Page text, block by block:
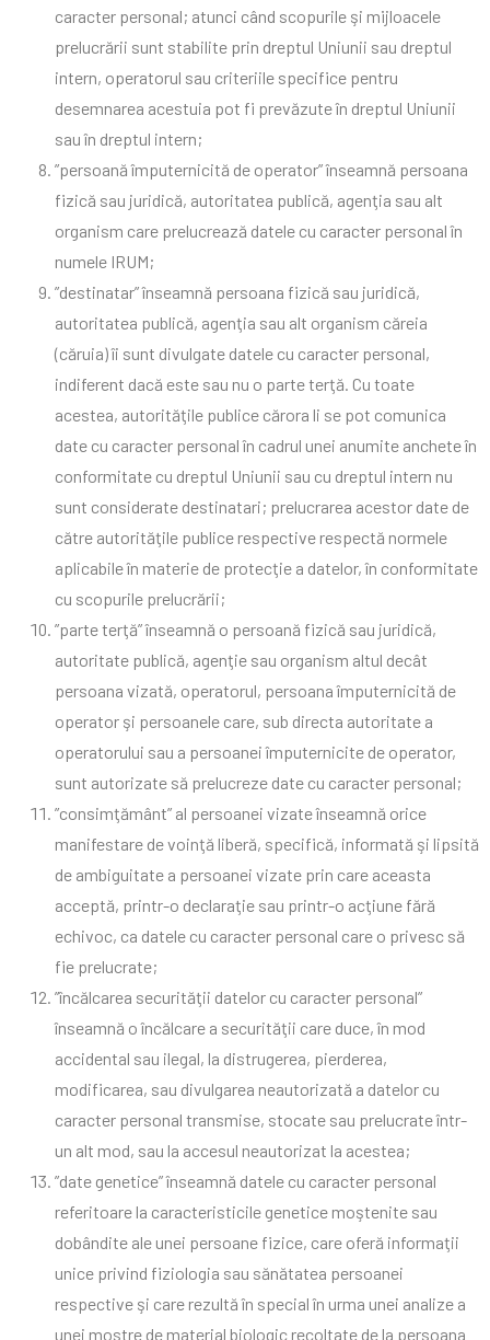
caracter personal; atunci când scopurile şi mijloacele
prelucrării sunt stabilite prin dreptul Uniunii sau dreptul
intern, operatorul sau criteriile specifice pentru
desemnarea acestuia pot fi prevăzute în dreptul Uniunii
sau în dreptul intern;
”persoană împuternicită de operator” înseamnă persoana
fizică sau juridică, autoritatea publică, agenţia sau alt
organism care prelucrează datele cu caracter personal în
numele IRUM;
”destinatar” înseamnă persoana fizică sau juridică,
autoritatea publică, agenţia sau alt organism căreia
(căruia) îi sunt divulgate datele cu caracter personal,
indiferent dacă este sau nu o parte terţă. Cu toate
acestea, autorităţile publice cărora li se pot comunica
date cu caracter personal în cadrul unei anumite anchete în
conformitate cu dreptul Uniunii sau cu dreptul intern nu
sunt considerate destinatari; prelucrarea acestor date de
către autorităţile publice respective respectă normele
aplicabile în materie de protecţie a datelor, în conformitate
cu scopurile prelucrării;
”parte terţă” înseamnă o persoană fizică sau juridică,
autoritate publică, agenţie sau organism altul decât
persoana vizată, operatorul, persoana împuternicită de
operator şi persoanele care, sub directa autoritate a
operatorului sau a persoanei împuternicite de operator,
sunt autorizate să prelucreze date cu caracter personal;
”consimţământ” al persoanei vizate înseamnă orice
manifestare de voinţă liberă, specifică, informată şi lipsită
de ambiguitate a persoanei vizate prin care aceasta
acceptă, printr-o declaraţie sau printr-o acţiune fără
echivoc, ca datele cu caracter personal care o privesc să
fie prelucrate;
”încălcarea securităţii datelor cu caracter personal”
înseamnă o încălcare a securităţii care duce, în mod
accidental sau ilegal, la distrugerea, pierderea,
modificarea, sau divulgarea neautorizată a datelor cu
caracter personal transmise, stocate sau prelucrate într-
un alt mod, sau la accesul neautorizat la acestea;
”date genetice” înseamnă datele cu caracter personal
referitoare la caracteristicile genetice moştenite sau
dobândite ale unei persoane fizice, care oferă informaţii
unice privind fiziologia sau sănătatea persoanei
respective şi care rezultă în special în urma unei analize a
unei mostre de material biologic recoltate de la persoana